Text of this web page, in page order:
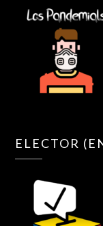
ELECTOR